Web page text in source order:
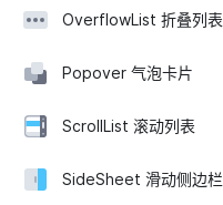
OverflowList 折叠列表
Popover 气泡卡片
ScrollList 滚动列表
SideSheet 滑动侧边栏